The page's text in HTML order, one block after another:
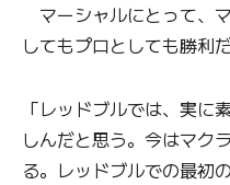
マーシャルにとって、
してもプロとしても勝利だ
「レッドブルでは、実に
しんだと思う。今はマク
る。レッドブルでの最初